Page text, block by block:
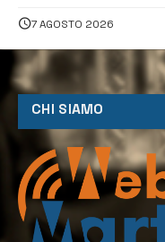
tutti
7 AGOSTO 2026
CHI SIAMO